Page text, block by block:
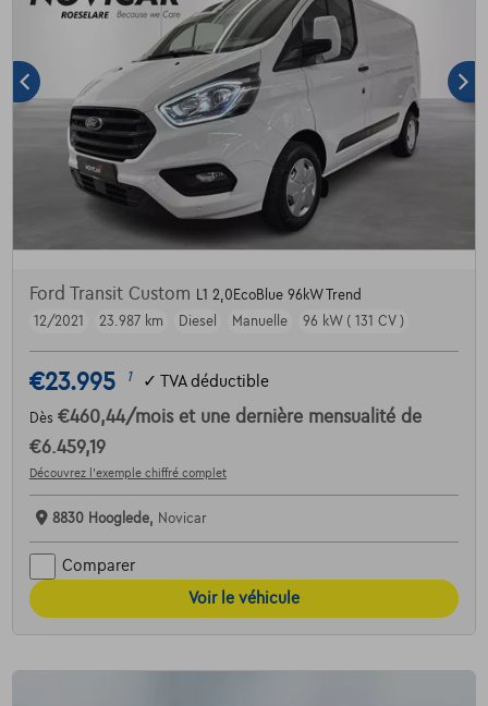
Ford Transit Custom
L1 2,0EcoBlue 96kW Trend
12/2021
23.987 km Diesel Manuelle 96 kW ( 131 CV )
€23.995 1 ✓ TVA déductible
Dès €460,44/mois et une dernière mensualité de
€6.459,19
Découvrez l’exemple chiffré complet
8830 Hooglede, Novicar
Comparer
Voir le véhicule